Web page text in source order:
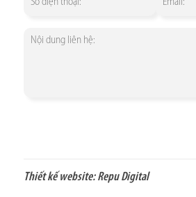
Thiết kế website:Repu Digital